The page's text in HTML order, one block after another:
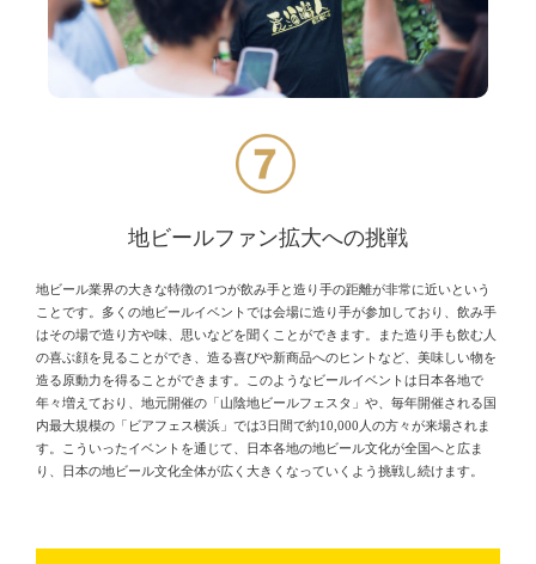
地ビールファン拡大への挑戦
地ビール業界の大きな特徴の1つが飲み手と造り手の距離が非常に近いという
ことです。多くの地ビールイベントでは会場に造り手が参加しており、飲み手
はその場で造り方や味、思いなどを聞くことができます。また造り手も飲む人
の喜ぶ顔を見ることができ、造る喜びや新商品へのヒントなど、美味しい物を
造る原動力を得ることができます。このようなビールイベントは日本各地で
年々増えており、地元開催の「山陰地ビールフェスタ」や、毎年開催される国
内最大規模の「ビアフェス横浜」では3日間で約10,000人の方々が来場されま
す。こういったイベントを通じて、日本各地の地ビール文化が全国へと広ま
り、日本の地ビール文化全体が広く大きくなっていくよう挑戦し続けます。